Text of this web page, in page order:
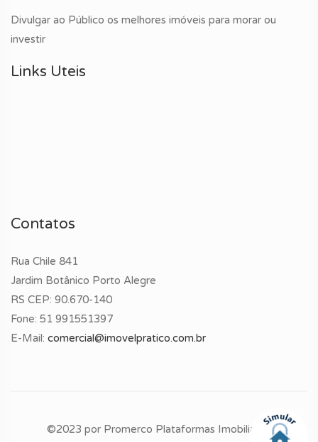
Divulgar ao Público os melhores imóveis para morar ou
investir
Links Uteis
Contatos
Rua Chile 841
Jardim Botânico Porto Alegre
RS CEP: 90.670-140
Fone: 51 991551397
E-Mail: comercial@imovelpratico.com.br
©2023 por Promerco Plataformas Imobiliárias